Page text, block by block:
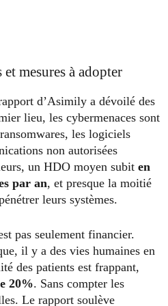
mesures à adopter
d’Asimily a dévoilé des
lieu, les cybermenaces sont
les logiciels
non autorisées
un HDO moyen subit en
par an, et presque la moitié
leurs systèmes.
pas seulement financier.
il y a des vies humaines en
des patients est frappant,
20%. Sans compter les
Le rapport soulève